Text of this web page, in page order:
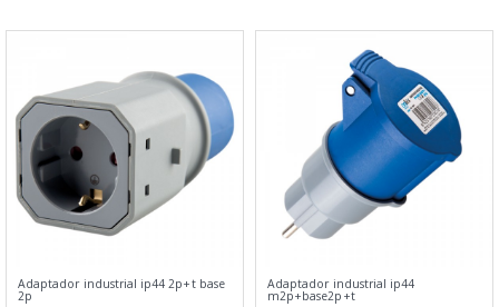
Adaptador industrial ip44 2p+t base
2p
Adaptador industrial ip44
m2p+base2p+t